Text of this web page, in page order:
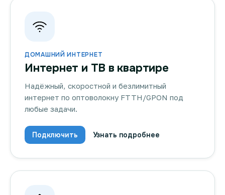
ДОМАШНИЙ ИНТЕРНЕТ
Интернет и ТВ в квартире
Надёжный, скоростной и безлимитный
интернет по оптоволокну FTTH/GPON под
любые задачи.
Подключить Узнать подробнее